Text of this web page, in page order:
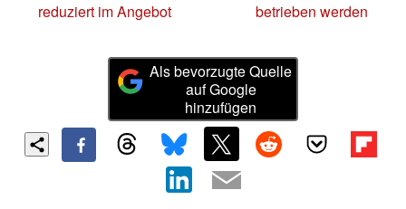
reduziert im Angebot
betrieben werden
Als bevorzugte Quelle
auf Google
hinzufügen